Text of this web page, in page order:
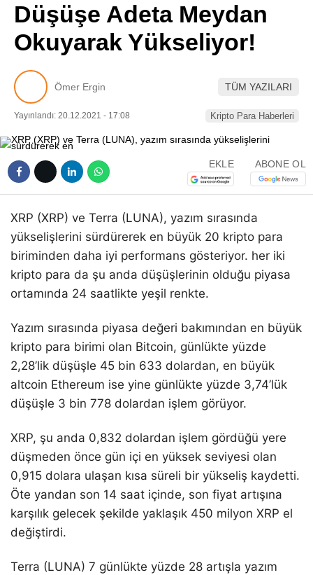
TikTok
Pinterest
Telegram
Düşüşe Adeta Meydan
Okuyarak Yükseliyor!
Ömer Ergin TÜM YAZILARI
Yayınlandı: 20.12.2021 - 17:08 Kripto Para Haberleri
EKLE ABONE OL
XRP (XRP) ve Terra (LUNA), yazım sırasında
yükselişlerini sürdürerek en büyük 20 kripto para
biriminden daha iyi performans gösteriyor. her iki
kripto para da şu anda düşüşlerinin olduğu piyasa
ortamında 24 saatlikte yeşil renkte.
Yazım sırasında piyasa değeri bakımından en büyük
kripto para birimi olan Bitcoin, günlükte yüzde
2,28’lik düşüşle 45 bin 633 dolardan, en büyük
altcoin Ethereum ise yine günlükte yüzde 3,74’lük
düşüşle 3 bin 778 dolardan işlem görüyor.
XRP, şu anda 0,832 dolardan işlem gördüğü yere
düşmeden önce gün içi en yüksek seviyesi olan
0,915 dolara ulaşan kısa süreli bir yükseliş kaydetti.
Öte yandan son 14 saat içinde, son fiyat artışına
karşılık gelecek şekilde yaklaşık 450 milyon XRP el
değiştirdi.
Terra (LUNA) 7 günlükte yüzde 28 artışla yazım